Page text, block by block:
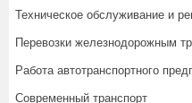
Техническое обслуживание и
Перевозки железнодорожным
Работа автотранспортного
Современный транспорт